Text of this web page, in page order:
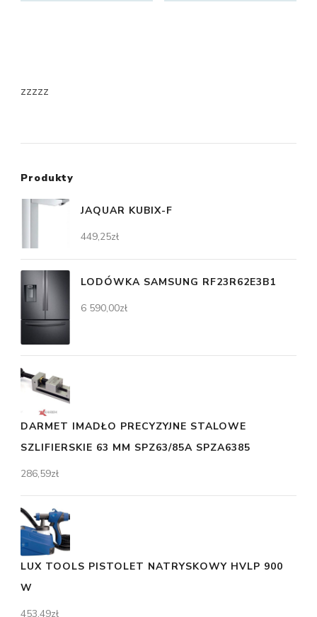
zzzzz
Produkty
JAQUAR KUBIX-F
449,25zł
LODÓWKA SAMSUNG RF23R62E3B1
6 590,00zł
DARMET IMADŁO PRECYZYJNE STALOWE
SZLIFIERSKIE 63 MM SPZ63/85A SPZA6385
286,59zł
LUX TOOLS PISTOLET NATRYSKOWY HVLP 900
W
453,49zł